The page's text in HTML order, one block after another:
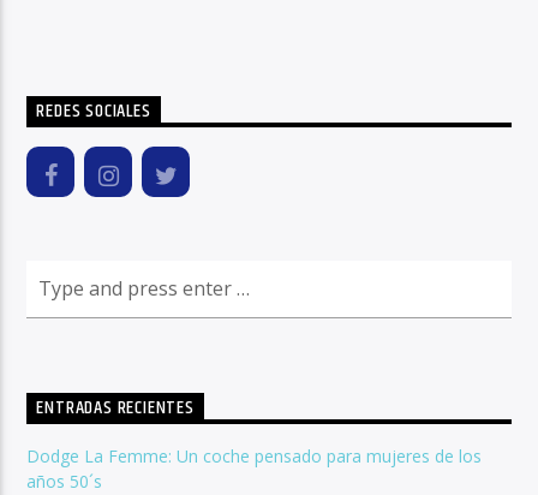
REDES SOCIALES
ENTRADAS RECIENTES
Dodge La Femme: Un coche pensado para mujeres de los
años 50´s